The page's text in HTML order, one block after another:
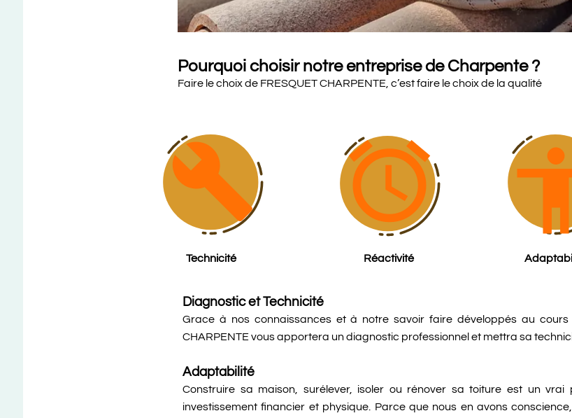
Pourquoi choisir notre entreprise de Charpente ?
Faire le choix de FRESQUET CHARPENTE, c’est faire le choix de la qualité
alarm
build
Technicité Réactivité
Diagnostic et Technicité
Grace à nos connaissances et à notre savoir faire développés au cours
CHARPENTE vous apportera un diagnostic professionnel et mettra sa
Adaptabilité
Construire sa maison, surélever, isoler ou rénover sa toiture est un
investissement financier et physique. Parce que nous en avons conscience,